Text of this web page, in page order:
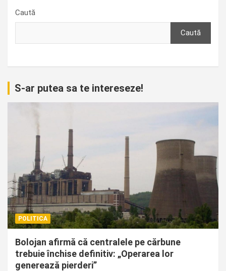
Caută
Caută
S-ar putea sa te intereseze!
POLITICA
Bolojan afirmă că centralele pe cărbune
trebuie închise definitiv: „Operarea lor
generează pierderi”